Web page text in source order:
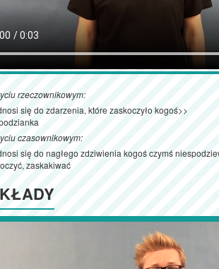
rzeczownikowym:
się do zdarzenia, które zaskoczyło kogoś>>
czasownikowym:
się do nagłego zdziwienia kogoś czymś
zaskakiwać